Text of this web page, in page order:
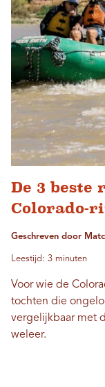
De 3
Colorado-
Geschreven door
Leestijd: 3 minuten
Voor wie de
tochten die
vergelijkbaar met
weleer.